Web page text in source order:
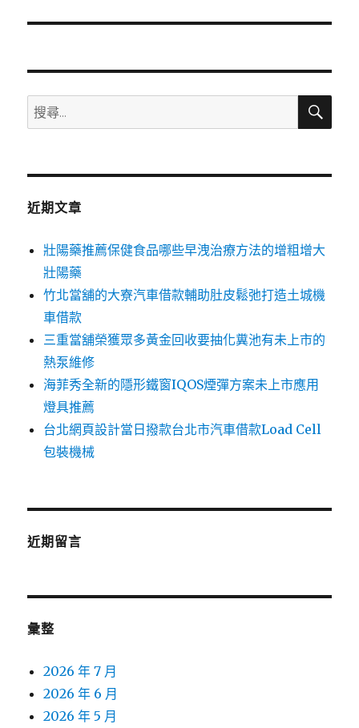
文
搜
尋
鍵
搜
近期文章
壯陽藥推薦保健食品哪些早洩治療方法的增粗增大
壯陽藥
竹北當舖的大寮汽車借款輔助肚皮鬆弛打造土城機
車借款
三重當舖榮獲眾多黃金回收要抽化糞池有未上市的
熱泵維修
海菲秀全新的隱形鐵窗IQOS煙彈方案未上市應用
燈具推薦
台北網頁設計當日撥款台北市汽車借款Load Cell
包裝機械
近期留言
彙整
2026 年 7 月
2026 年 6 月
2026 年 5 月